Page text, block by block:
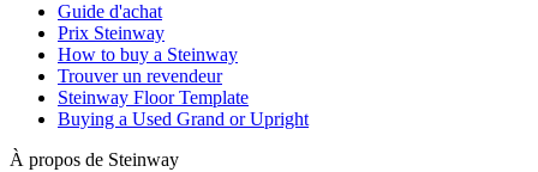
Guide d'achat
Prix Steinway
How to buy a Steinway
Trouver un revendeur
Steinway Floor Template
Buying a Used Grand or Upright
À propos de Steinway